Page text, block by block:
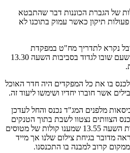
של הגברת הכוננות דבר שהתבטא
תיקון כאשר עמוק בתוכנו לא
11.00 המג"ד שובל נקרא לתדריך מח"ט במפקדת
החטיבה ומשם הועברה הודעה שעם שובו לגדוד בסביבות השעה 13.30
לכנס בו את כל המפקדים היה חדר האוכל
אשר חוברו יחדיו ושימשו ליעוד זה.
מלפנים המג"ד נכנס והחל לעדכן
הצוותים נצטוו לשבת בתוך הטנקים
לרבות המפקדים ולפתע בסביבות השעה 13.55 שמענו קולות של מטוסים
מדובר בגיחת צילום שלנו אך מייד
קרוב למבנה בו התכנסנו.